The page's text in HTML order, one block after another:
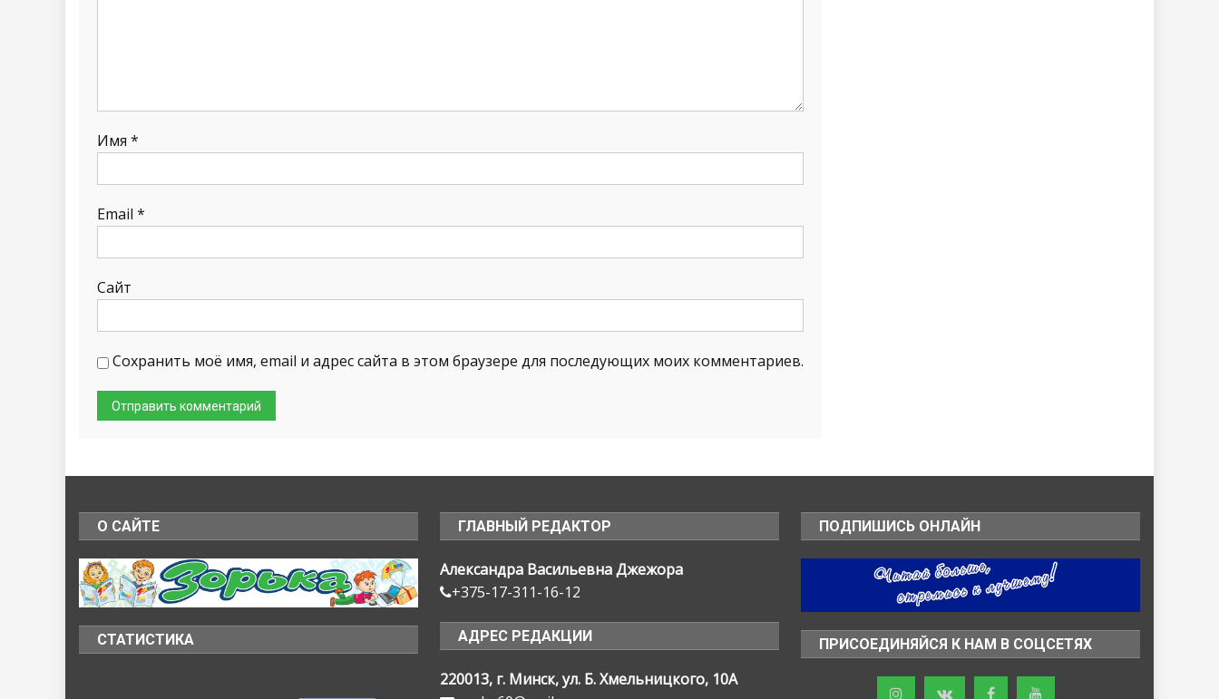
Имя *
Email *
Сайт
Сохранить моё имя, email и адрес сайта в этом браузере для последующих моих комментариев.
О САЙТЕ
СТАТИСТИКА
ГЛАВНЫЙ РЕДАКТОР
Александра Васильевна Джежора
+375-17-311-16-12
АДРЕС РЕДАКЦИИ
220013, г. Минск, ул. Б. Хмельницкого, 10А
ПОДПИШИСЬ ОНЛАЙН
ПРИСОЕДИНЯЙСЯ К НАМ В СОЦСЕТЯХ